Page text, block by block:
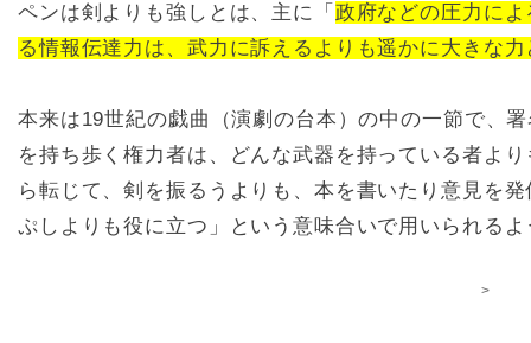
ペンは剣よりも強しとは、主に「 政府などの圧力に
る情報伝達力は、武力に訴えるよりも遥かに大きな力
本来は19世紀の戯曲（演劇の台本）の中の一節で、
を持ち歩く権力者は、どんな武器を持っている者よ
ら転じて、剣を振るうよりも、本を書いたり意見を
ぷしよりも役に立つ」という意味合いで用いられる
>